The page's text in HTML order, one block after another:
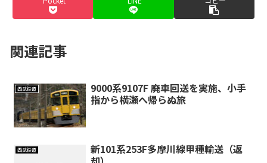
関連記事
西武鉄道
9000系9107F 廃車回送を実施、小手
指から横瀬へ帰らぬ旅
西武鉄道
新101系253F多摩川線甲種輸送（返